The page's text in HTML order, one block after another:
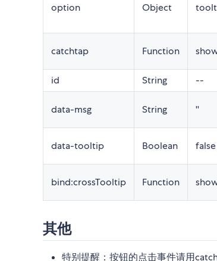
option Object
catchtap Function
id
String --
data-msg String ''
data-tooltip Boolean false
bind:crossTooltip Function
其他
特别提醒：按钮的点击事件请用